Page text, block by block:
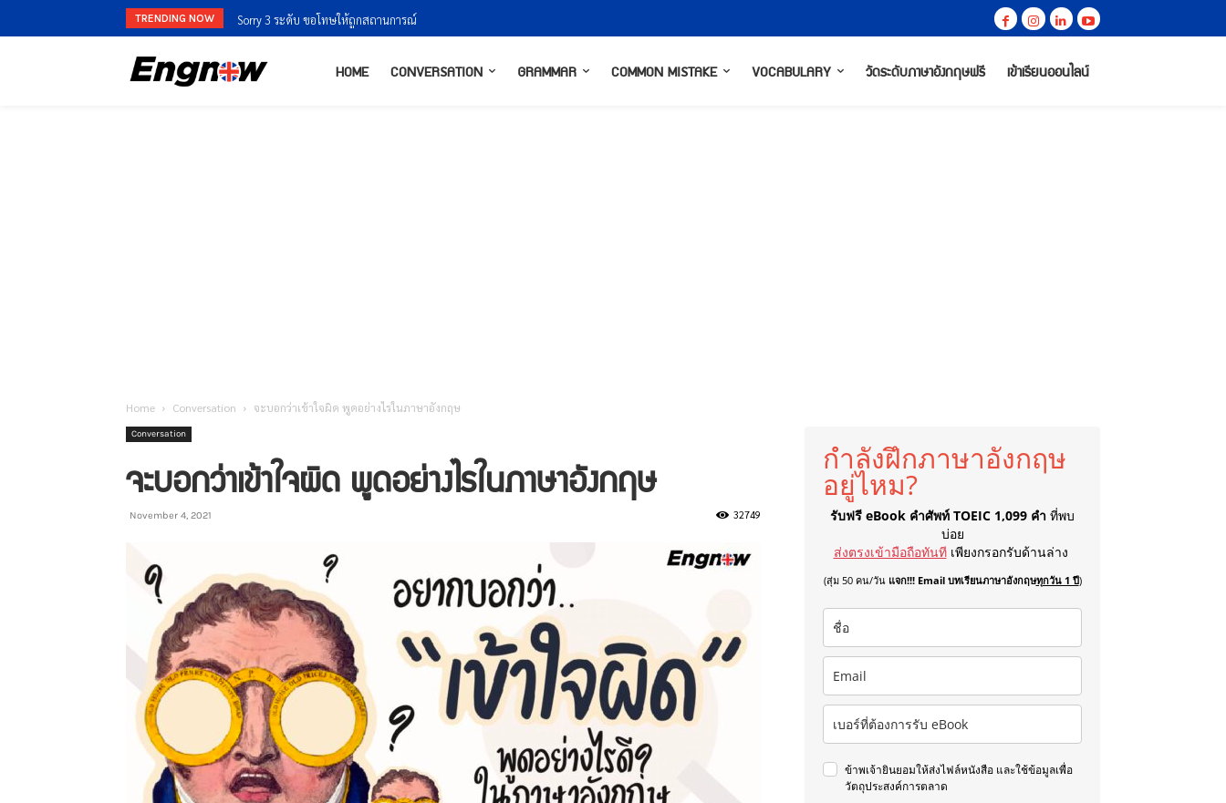
TRENDING NOW Sorry 3 ระดับ ขอโทษให้ถูกสถานการณ์
HOME CONVERSATION GRAMMAR COMMON MISTAKE VOCABULARY วัดระดับภาษาอังกฤษฟรี เข้าเรียนออนไลน์
Home Conversation จะบอกว่าเข้าใจผิด พูดอย่างไรในภาษาอังกฤษ
Conversation
จะบอกว่าเข้าใจผิด พูดอย่างไรในภาษาอังกฤษ
November 4, 2021 32749
กำลังฝึกภาษาอังกฤษ
อยู่ไหม?
รับฟรี eBook คำศัพท์ TOEIC 1,099 คำ ที่พบ
บ่อย
ส่งตรงเข้ามือถือทันที เพียงกรอกรับด้านล่าง
(สุ่ม 50 คน/วัน แจก!!! Email บทเรียนภาษาอังกฤษทุกวัน 1 ปี)
ข้าพเจ้ายินยอมให้ส่งไฟล์หนังสือ และใช้ข้อมูลเพื่อ
วัตถุประสงค์การตลาด